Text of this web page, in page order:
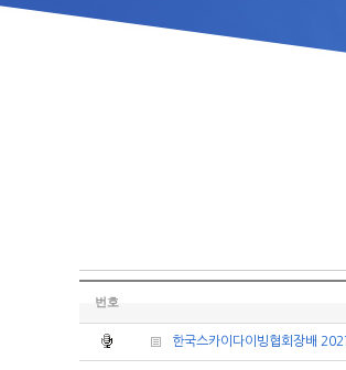
번호
한국스카이다이빙협회장배